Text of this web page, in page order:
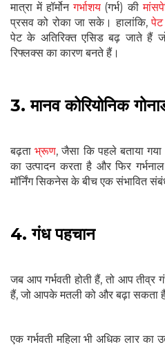
मात्रा में हॉर्मोनगर्भाशय(गर्भ) की
प्रसव को रोका जा सके। हालांकि,पेट
पेट के अतिरिक्त एसिड बढ़ जाते हैं
रिफ्लक्स का कारण बनते हैं।
3. मानव कोरियोनिक
बढ़ताभ्रूण, जैसा कि पहले बताया गया
का उत्पादन करता है और फिर
मॉर्निंग सिकनेस के बीच एक संभावित
4. गंध पहचान
जब आप गर्भवती होती हैं, तो आप
हैं, जो आपके मतली को और बढ़ा सकता
एक गर्भवती महिला भी अधिक लार